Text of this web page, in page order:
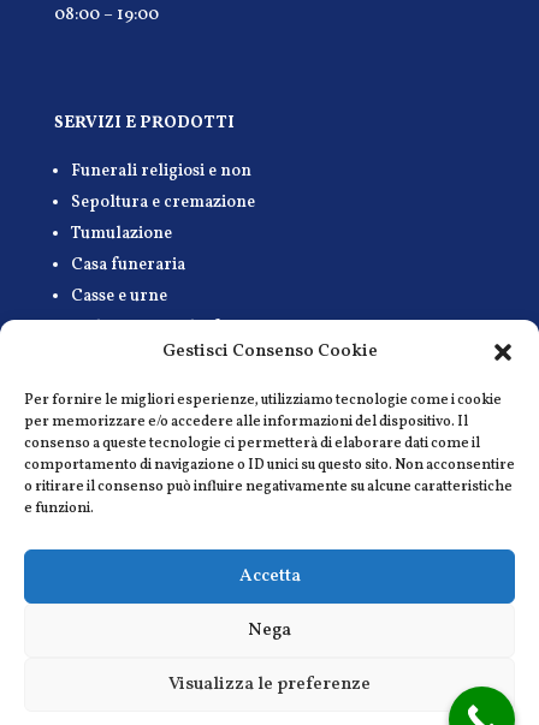
Gestisci Consenso Cookie
Per fornire le migliori esperienze, utilizziamo tecnologie come i cookie
per memorizzare e/o accedere alle informazioni del dispositivo. Il
consenso a queste tecnologie ci permetterà di elaborare dati come il
comportamento di navigazione o ID unici su questo sito. Non acconsentire
o ritirare il consenso può influire negativamente su alcune caratteristiche
e funzioni.
Accetta
Nega
Visualizza le preferenze
08:00 – 19:00
SERVIZI E PRODOTTI
Funerali religiosi e non
Sepoltura e cremazione
Tumulazione
Casa funeraria
Casse e urne
Disbrigo pratiche funerarie
Trasporto salma
Vestizione salma
Fiori e addobbi
Accompagnamento musicale
Necrologi e affissioni
Cremazione Animali
Termini e utilizzo|Cookies| SPREAFICO EGIDIO